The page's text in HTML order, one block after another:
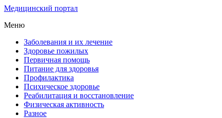
Медицинский портал
Меню
Заболевания и их лечение
Здоровье пожилых
Первичная помощь
Питание для здоровья
Профилактика
Психическое здоровье
Реабилитация и восстановление
Физическая активность
Разное